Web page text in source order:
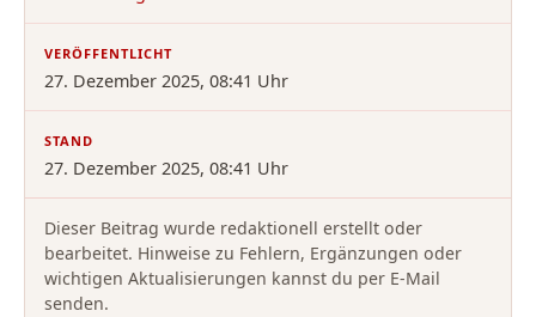
VERÖFFENTLICHT
27. Dezember 2025, 08:41 Uhr
STAND
27. Dezember 2025, 08:41 Uhr
Dieser Beitrag wurde redaktionell erstellt oder
bearbeitet. Hinweise zu Fehlern, Ergänzungen oder
wichtigen Aktualisierungen kannst du per E-Mail
senden.